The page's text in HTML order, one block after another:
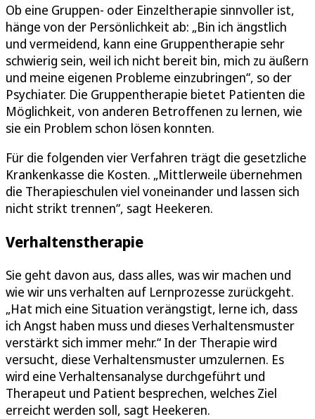
Ob eine Gruppen- oder Einzeltherapie sinnvoller ist,
hänge von der Persönlichkeit ab: „Bin ich ängstlich
und vermeidend, kann eine Gruppentherapie sehr
schwierig sein, weil ich nicht bereit bin, mich zu äußern
und meine eigenen Probleme einzubringen“, so der
Psychiater. Die Gruppentherapie bietet Patienten die
Möglichkeit, von anderen Betroffenen zu lernen, wie
sie ein Problem schon lösen konnten.
Für die folgenden vier Verfahren trägt die gesetzliche
Krankenkasse die Kosten. „Mittlerweile übernehmen
die Therapieschulen viel voneinander und lassen sich
nicht strikt trennen“, sagt Heekeren.
Verhaltenstherapie
Sie geht davon aus, dass alles, was wir machen und
wie wir uns verhalten auf Lernprozesse zurückgeht.
„Hat mich eine Situation verängstigt, lerne ich, dass
ich Angst haben muss und dieses Verhaltensmuster
verstärkt sich immer mehr.“ In der Therapie wird
versucht, diese Verhaltensmuster umzulernen. Es
wird eine Verhaltensanalyse durchgeführt und
Therapeut und Patient besprechen, welches Ziel
erreicht werden soll, sagt Heekeren.